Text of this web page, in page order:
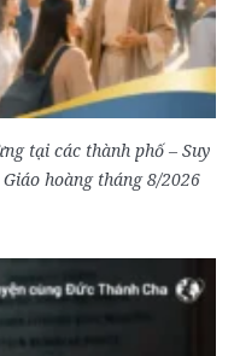
tại các thành phố – Suy
hoàng tháng 8/2026